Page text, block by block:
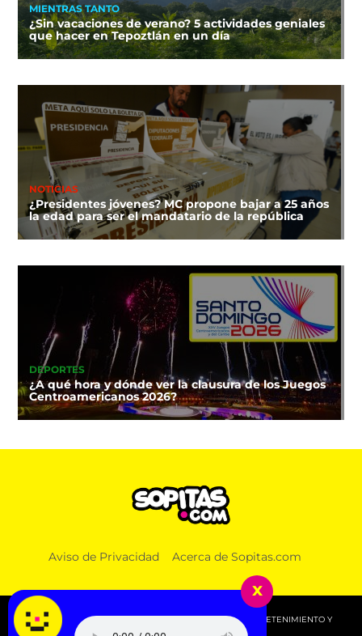
MIENTRAS TANTO
¿Sin vacaciones de verano? 5 actividades geniales
que hacer en Tepoztlán en un día
NOTICIAS
¿Presidentes jóvenes? MC propone bajar a 25 años
la edad para ser el mandatario de la república
DEPORTES
¿A qué hora y dónde ver la clausura de los Juegos
Centroamericanos 2026?
Aviso de Privacidad Acerca de Sopitas.com
© 2026 SOPITAS.COM - MÚSICA, NOTICIAS, DEPORTES, ENTRETENIMIENTO Y
x